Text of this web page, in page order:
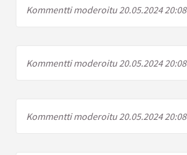
Kommentti moderoitu 20.05.2024 20:08
Kommentti moderoitu 20.05.2024 20:08
Kommentti moderoitu 20.05.2024 20:08